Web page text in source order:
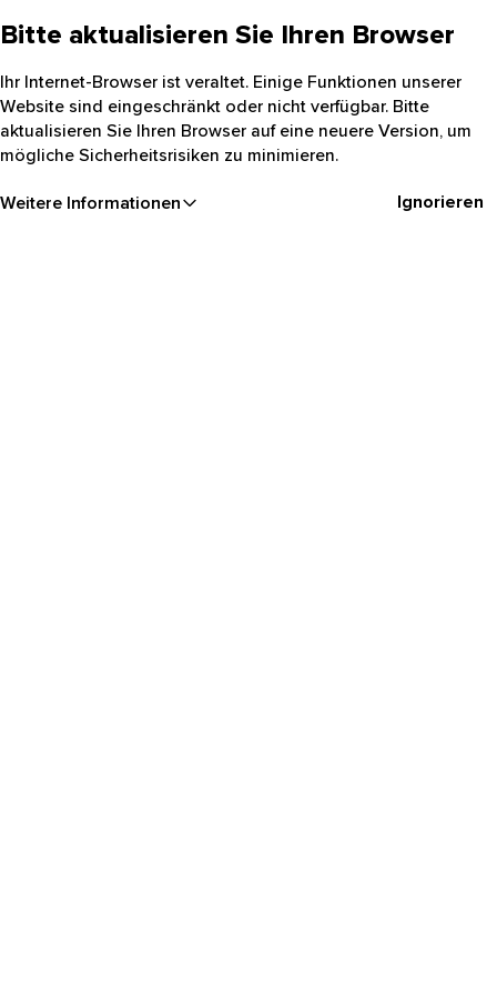
Bitte aktualisieren Sie Ihren Browser
Ihr Internet-Browser ist veraltet. Einige Funktionen unserer
Website sind eingeschränkt oder nicht verfügbar. Bitte
aktualisieren Sie Ihren Browser auf eine neuere Version, um
mögliche Sicherheitsrisiken zu minimieren.
Weitere Informationen Ignorieren